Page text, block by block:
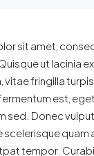
sit amet,
ut lacinia
vitae fringilla
est,
sed. Donec
scelerisque quam
tempor.